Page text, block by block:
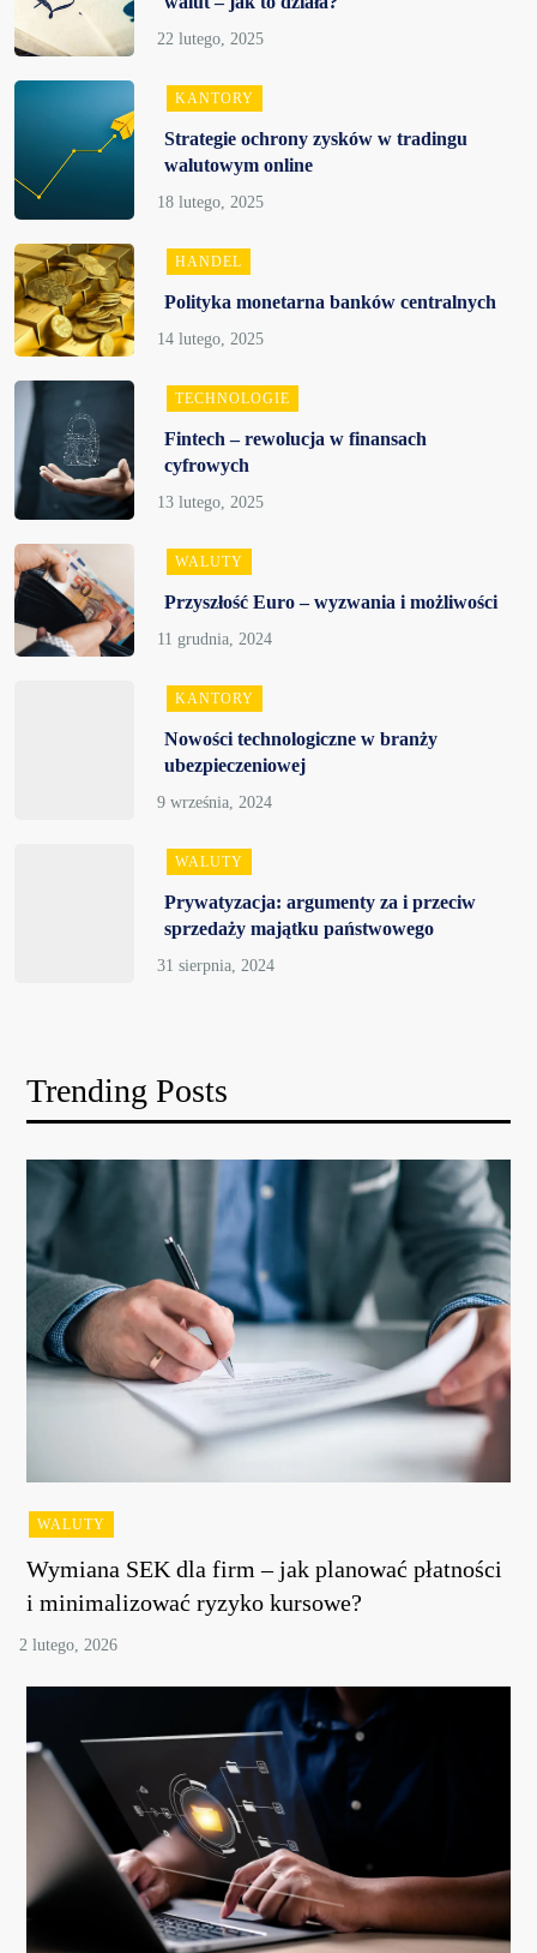
KANTORY
Strategie ochrony zysków w tradingu
walutowym online
HANDEL
Polityka monetarna banków centralnych
TECHNOLOGIE
Fintech – rewolucja w finansach
cyfrowych
WALUTY
Przyszłość Euro – wyzwania i możliwości
KANTORY
Nowości technologiczne w branży
ubezpieczeniowej
WALUTY
Prywatyzacja: argumenty za i przeciw
sprzedaży majątku państwowego
Trending Posts
WALUTY
Wymiana SEK dla firm – jak planować płatności
i minimalizować ryzyko kursowe?